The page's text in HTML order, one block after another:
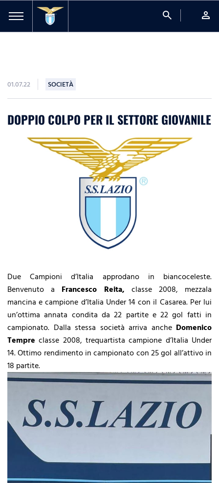
search person
01.07.22 SOCIETÀ
DOPPIO COLPO PER IL SETTORE GIOVANILE
Due Campioni d’Italia approdano in biancoceleste.
Benvenuto a Francesco Reita, classe 2008, mezzala
mancina e campione d’Italia Under 14 con il Casarea. Per lui
un’ottima annata condita da 22 partite e 22 gol fatti in
campionato. Dalla stessa società arriva anche Domenico
Tempre classe 2008, trequartista campione d’Italia Under
14. Ottimo rendimento in campionato con 25 gol all’attivo in
18 partite.